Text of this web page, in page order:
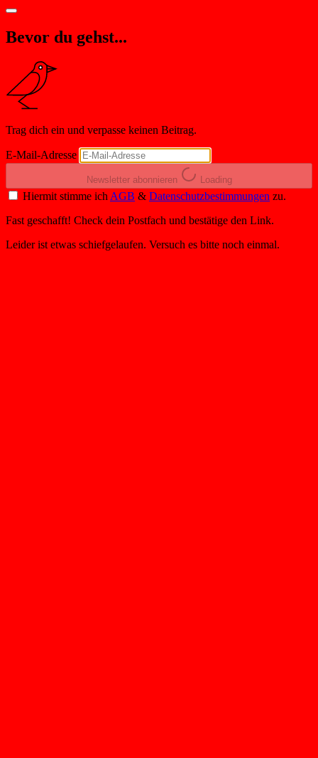
Bevor du gehst...
Trag dich ein und verpasse keinen Beitrag.
E-Mail-Adresse
Newsletter abonnieren Loading
Hiermit stimme ich AGB & Datenschutzbestimmungen zu.
Fast geschafft! Check dein Postfach und bestätige den Link.
Leider ist etwas schiefgelaufen. Versuch es bitte noch einmal.